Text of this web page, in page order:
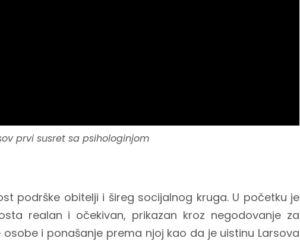
prvi susret sa psihologinjom
podrške obitelji i šireg socijalnog kruga. U početku je
realan i očekivan, prikazan kroz negodovanje za
i ponašanje prema njoj kao da je uistinu Larsova